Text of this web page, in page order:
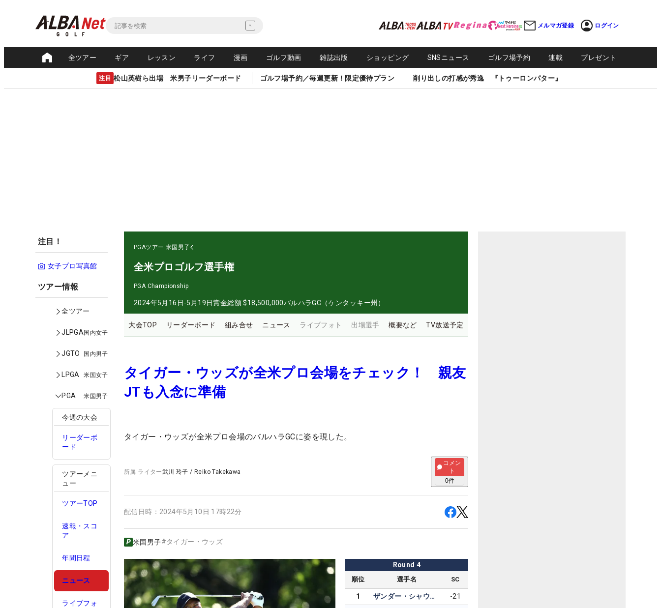
メルマガ登録 ログイン
全ツアー ギア レッスン ライフ 漫画 ゴルフ動画 雑誌出版 ショッピング SNSニュース ゴルフ場予約 連載 プレゼント
注目 松山英樹ら出場 米男子リーダーボード ゴルフ場予約／毎週更新！限定優待プラン 削り出しの打感が秀逸 『トゥーロンパター』
注目！
女子プロ写真館
ツアー情報
全ツアー
JLPGA国内女子
JGTO 国内男子
LPGA 米国女子
PGA 米国男子
今週の大会
リーダーボ
ード
ツアーメニ
ュー
ツアーTOP
速報・スコ
ア
年間日程
ニュース
ライブフォ
PGAツアー 米国男子
全米プロゴルフ選手権
PGA Championship
2024年5月16日-5月19日賞金総額 $18,500,000バルハラGC（ケンタッキー州）
大会TOP リーダーボード 組み合せ ニュース ライブフォト 出場選手 概要など TV放送予定
タイガー・ウッズが全米プロ会場をチェック！ 親友
JTも入念に準備
タイガー・ウッズが全米プロ会場のバルハラGCに姿を現した。
所属 ライター武川 玲子 / Reiko Takekawa
コメン
ト
0件
配信日時： 2024年5月10日 17時22分
米国男子#タイガー・ウッズ
Round 4
順位 選手名 SC
1 ザンダー・シャウフェレ -21